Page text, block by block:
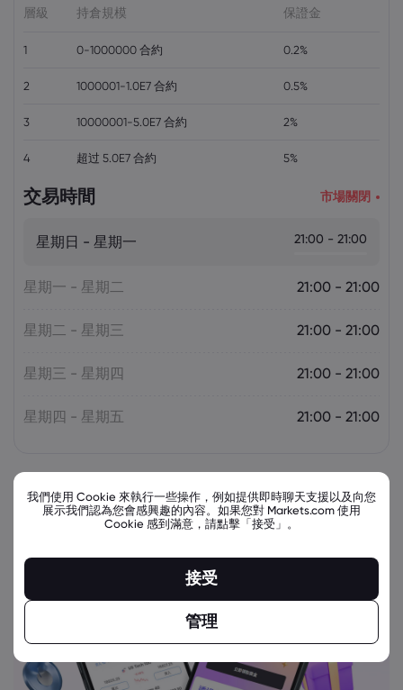
層級 持倉規模 保證金
1 0-1000000 合約 0.2%
2 1000001-1.0E7 合約 0.5%
3 10000001-5.0E7 合約 2%
4 超过 5.0E7 合約 5%
交易時間 市場關閉
星期日 - 星期一 21:00 - 21:00
星期一 - 星期二 21:00 - 21:00
星期二 - 星期三 21:00 - 21:00
星期三 - 星期四 21:00 - 21:00
星期四 - 星期五 21:00 - 21:00
我們使用 Cookie 來執行一些操作，例如提供即時聊天支援以及向您
展示我們認為您會感興趣的內容。如果您對 Markets.com 使用
Cookie 感到滿意，請點擊「接受」。
接受
管理